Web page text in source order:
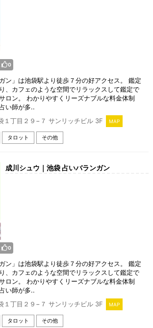
0
ン」は池袋駅より徒歩７分の好アクセス。 鑑定
、カフェのような空間でリラックスして鑑定で
ロン。 わかりやすくリーズナブルな料金体制
い師が多..
１丁目２９−７ サンリッチビル 3F
MAP
タロット その他
成川シュウ｜池袋 占いバランガン
0
ン」は池袋駅より徒歩７分の好アクセス。 鑑定
、カフェのような空間でリラックスして鑑定で
ロン。 わかりやすくリーズナブルな料金体制
い師が多..
１丁目２９−７ サンリッチビル 3F
MAP
タロット その他